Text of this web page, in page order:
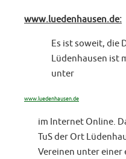
www.luedenhausen.de:
Es ist soweit, die
Lüdenhausen ist
unter
www.luedenhausen.de
im Internet Online.
TuS der Ort
Vereinen unter einer